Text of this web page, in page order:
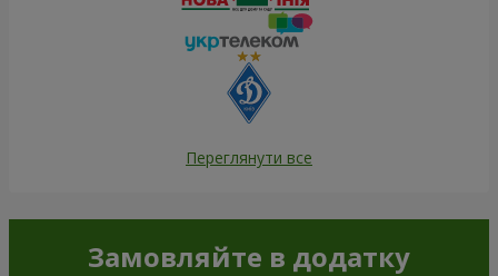
Переглянути все
Замовляйте в додатку